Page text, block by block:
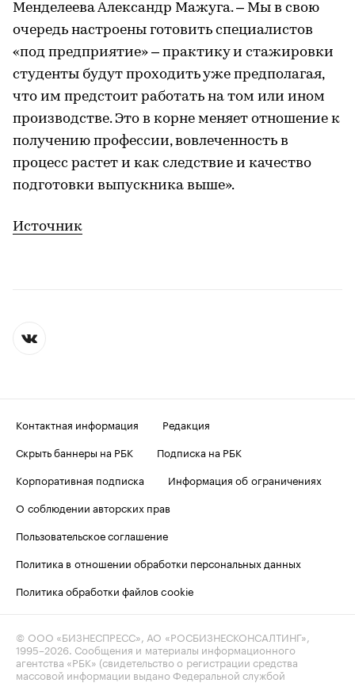
Менделеева Александр Мажуга. – Мы в свою
очередь настроены готовить специалистов
«под предприятие» – практику и стажировки
студенты будут проходить уже предполагая,
что им предстоит работать на том или ином
производстве. Это в корне меняет отношение к
получению профессии, вовлеченность в
процесс растет и как следствие и качество
подготовки выпускника выше».
Источник
Контактная информация
Редакция
Скрыть баннеры на РБК
Подписка на РБК
Корпоративная подписка
Информация об ограничениях
О соблюдении авторских прав
Пользовательское соглашение
Политика в отношении обработки персональных данных
Политика обработки файлов cookie
© ООО «БИЗНЕСПРЕСС», АО «РОСБИЗНЕСКОНСАЛТИНГ»,
1995–2026. Сообщения и материалы информационного
агентства «РБК» (свидетельство о регистрации средства
массовой информации выдано Федеральной службой